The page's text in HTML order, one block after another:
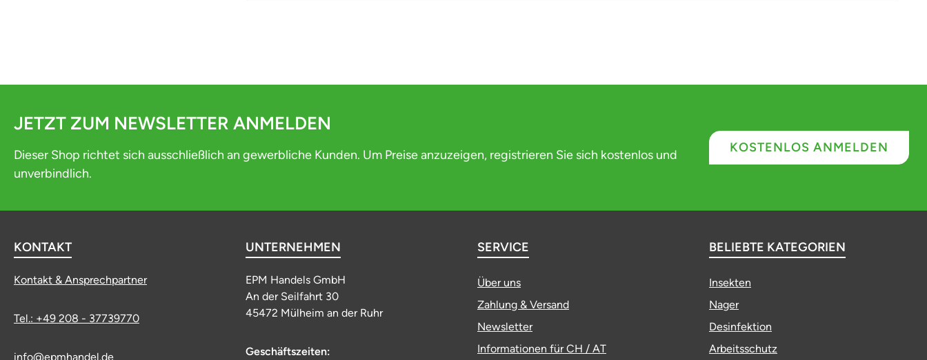
JETZT ZUM NEWSLETTER ANMELDEN
Dieser Shop richtet sich ausschließlich an gewerbliche Kunden. Um Preise anzuzeigen, registrieren Sie sich kostenlos und
unverbindlich.
KOSTENLOS ANMELDEN
KONTAKT
Kontakt & Ansprechpartner
Tel.: +49 208 - 37739770
info@epmhandel.de
UNTERNEHMEN
EPM Handels GmbH
An der Seilfahrt 30
45472 Mülheim an der Ruhr
Geschäftszeiten:
SERVICE
Über uns
Zahlung & Versand
Newsletter
Informationen für CH / AT
BELIEBTE KATEGORIEN
Insekten
Nager
Desinfektion
Arbeitsschutz